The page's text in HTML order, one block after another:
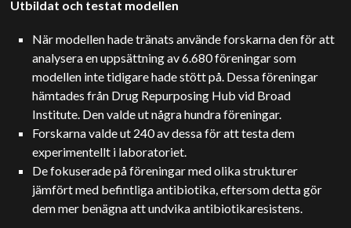
Utbildat och testat modellen
När modellen hade tränats använde forskarna den för att
analysera en uppsättning av 6.680 föreningar som
modellen inte tidigare hade stött på. Dessa föreningar
hämtades från Drug Repurposing Hub vid Broad
Institute. Den valde ut några hundra föreningar.
Forskarna valde ut 240 av dessa för att testa dem
experimentellt i laboratoriet.
De fokuserade på föreningar med olika strukturer
jämfört med befintliga antibiotika, eftersom detta gör
dem mer benägna att undvika antibiotikaresistens.